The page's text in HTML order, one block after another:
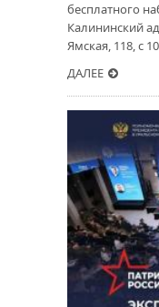
бесплатного
Калининский
Ямская, 118, с
ДАЛЕЕ